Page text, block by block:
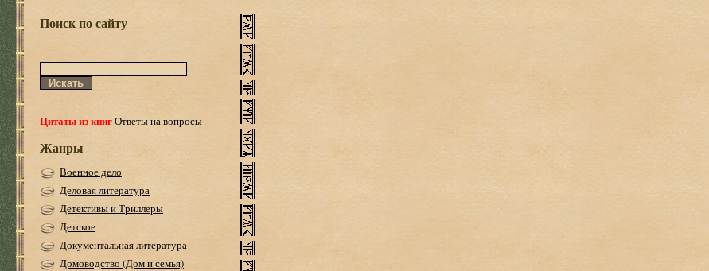
Поиск по сайту
Цитаты из книгОтветы на вопросы
Жанры
Военное дело
Деловая литература
Детективы и Триллеры
Детское
Документальная литература
Домоводство (Дом и семья)